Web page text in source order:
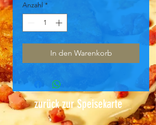
Anzahl *
In den Warenkorb
zurück zur Speisekarte